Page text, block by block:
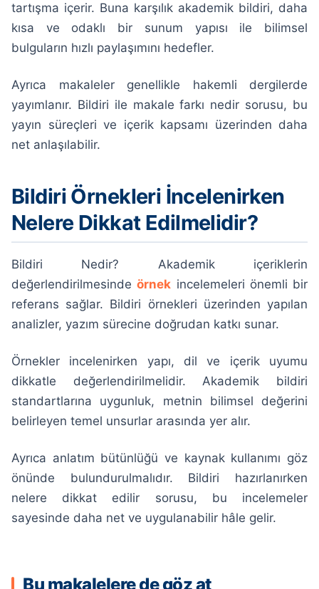
tartışma içerir. Buna karşılık akademik bildiri, daha
kısa ve odaklı bir sunum yapısı ile bilimsel
bulguların hızlı paylaşımını hedefler.
Ayrıca makaleler genellikle hakemli dergilerde
yayımlanır. Bildiri ile makale farkı nedir sorusu, bu
yayın süreçleri ve içerik kapsamı üzerinden daha
net anlaşılabilir.
Bildiri Örnekleri İncelenirken
Nelere Dikkat Edilmelidir?
Bildiri Nedir? Akademik içeriklerin
değerlendirilmesindeörnek incelemeleri önemli bir
referans sağlar. Bildiri örnekleri üzerinden yapılan
analizler, yazım sürecine doğrudan katkı sunar.
Örnekler incelenirken yapı, dil ve içerik uyumu
dikkatle değerlendirilmelidir. Akademik bildiri
standartlarına uygunluk, metnin bilimsel değerini
belirleyen temel unsurlar arasında yer alır.
Ayrıca anlatım bütünlüğü ve kaynak kullanımı göz
önünde bulundurulmalıdır. Bildiri hazırlanırken
nelere dikkat edilir sorusu, bu incelemeler
sayesinde daha net ve uygulanabilir hâle gelir.
Bu makalelere de göz at